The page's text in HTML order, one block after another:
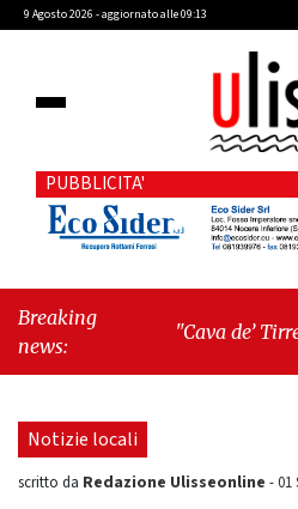
9 Agosto 2026 - aggiornato alle 09:13
PUBBLICITA'
Breaking
news:
"Cava de’ Tirreni,
consiliare: “Serve
Notizie locali
scritto da Redazione Ulisseonline -01